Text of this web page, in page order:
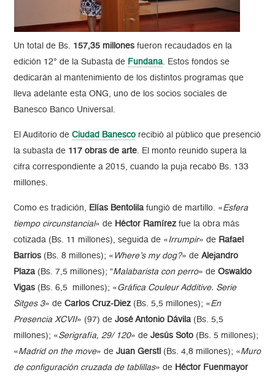
Un total de Bs. 157,35 millones fueron recaudados en la
edición 12° de la Subasta de Fundana . Estos fondos se
dedicarán al mantenimiento de los distintos programas que
lleva adelante esta ONG, uno de los socios sociales de
Banesco Banco Universal.
El Auditorio deCiudad Banesco recibió al público que presenció
la subasta de 117 obras de arte . El monto reunido supera la
cifra correspondiente a 2015, cuando la puja recabó Bs. 133
millones.
Como es tradición, Elías Bentolila fungió de martillo. «Esfera
tiempo circunstancial» de Héctor Ramírez fue la obra más
cotizada (Bs. 11 millones), seguida de «Irrumpir» de Rafael
Barrios (Bs. 8 millones); « Where’s my dog?» deAlejandro
Plaza (Bs. 7,5 millones); “Malabarista con perro» deOswaldo
Vigas (Bs. 6,5 millones); «Gráfica Couleur Additive. Serie
Sitges 3» deCarlos Cruz-Diez (Bs. 5,5 millones); «En
Presencia XCVII» (97) deJosé Antonio Dávila (Bs. 5,5
millones); «Serigrafía, 29/ 120» deJesús Soto (Bs. 5 millones);
«Madrid on the move» deJuan Gerstl (Bs. 4,8 millones); «Muro
de configuración cruzada de tablillas» de Héctor Fuenmayor